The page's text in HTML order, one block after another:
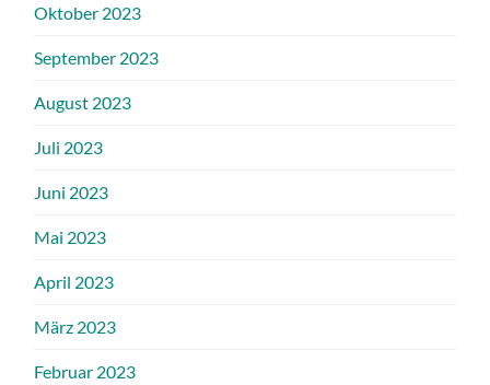
Oktober 2023
September 2023
August 2023
Juli 2023
Juni 2023
Mai 2023
April 2023
März 2023
Februar 2023